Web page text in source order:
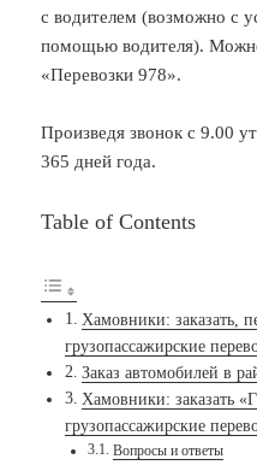
с водителем (возможно с
помощью водителя).
«Перевозки 978».
Произведя звонок с 9.00
365 дней года.
Table of Contents
Хамовники: заказать,
грузопассажирские
Заказ автомобилей в
Хамовники: заказать
грузопассажирские
Вопросы и ответы